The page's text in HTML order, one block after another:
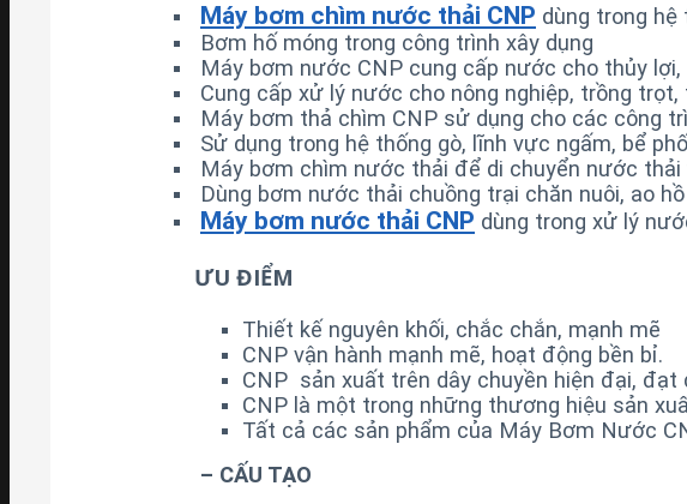
Máy bơm chìm nước thải CNP dùng trong
Bơm hố móng trong công trình xây dụng
Máy bơm nước CNP cung cấp nước cho thủy
Cung cấp xử lý nước cho nông nghiệp, trồng
Máy bơm thả chìm CNP sử dụng cho các công
Sử dụng trong hệ thống gò, lĩnh vực ngấm, bể
Máy bơm chìm nước thải để di chuyển nước
Dùng bơm nước thải chuồng trại chăn nuôi, ao
Máy bơm nước thải CNP dùng trong xử lý
ƯU ĐIỂM
Thiết kế nguyên khối, chắc chắn, mạnh mẽ
CNP vận hành mạnh mẽ, hoạt động bền bỉ.
CNP sản xuất trên dây chuyền hiện đại,
CNP là một trong những thương hiệu sản
Tất cả các sản phẩm của Máy Bơm Nước
– CẤU TẠO